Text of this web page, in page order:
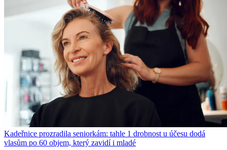
Kadeřnice prozradila seniorkám: tahle 1 drobnost u účesu dodá
vlasům po 60 objem, který zavidí i mladé